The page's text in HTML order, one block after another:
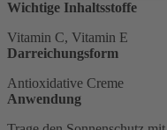
Wichtige Inhaltsstoffe
Vitamin C, Vitamin E
Darreichungsform
Antioxidative Creme
Anwendung